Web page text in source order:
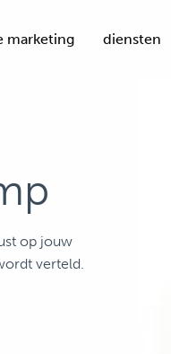
marketing diensten
op jouw
verteld.